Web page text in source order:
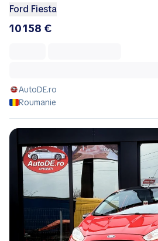
Ford Fiesta
10 158 €
AutoDE.ro
Roumanie